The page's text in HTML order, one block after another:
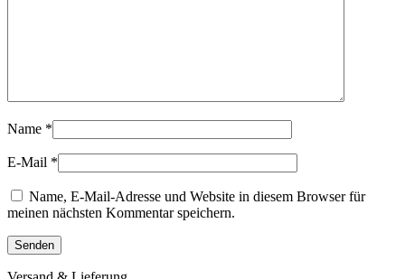
Name *
E-Mail *
Name, E-Mail-Adresse und Website in diesem Browser für
meinen nächsten Kommentar speichern.